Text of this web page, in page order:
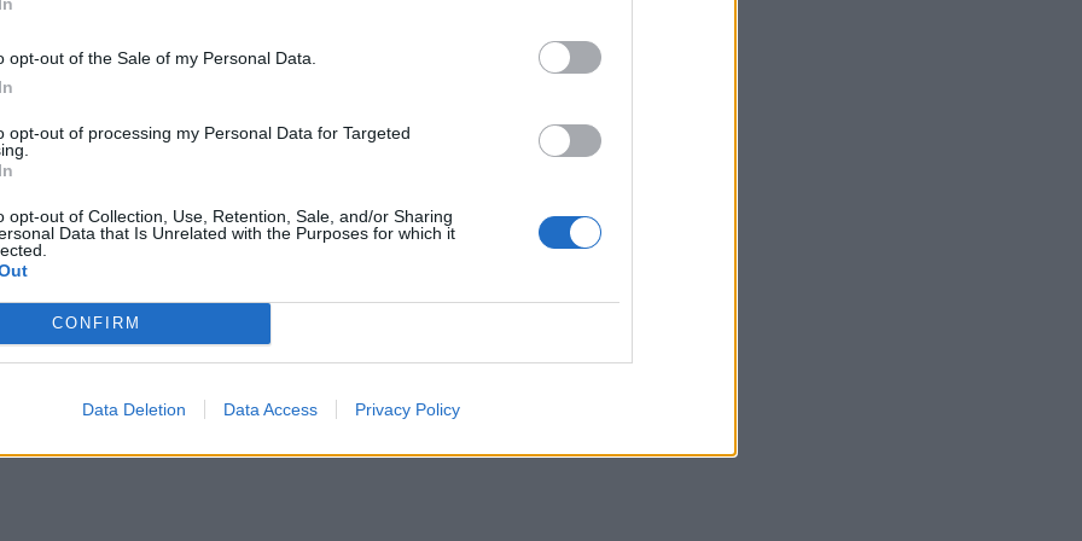
opt-out of the Sale of my Personal Data.
opt-out of processing my Personal Data for Targeted
opt-out of Collection, Use, Retention, Sale, and/or Sharing
Data that Is Unrelated with the Purposes for which it
CONFIRM
Data Deletion Data Access Privacy Policy
άλλο παρά τυχαία είναι, καθώς κουβαλά
και πολιτικά απομονωμένες
μήνυμα: το κόμμα επιδιώκει την άμεση
που νιώθουν αποξενωμένοι από το